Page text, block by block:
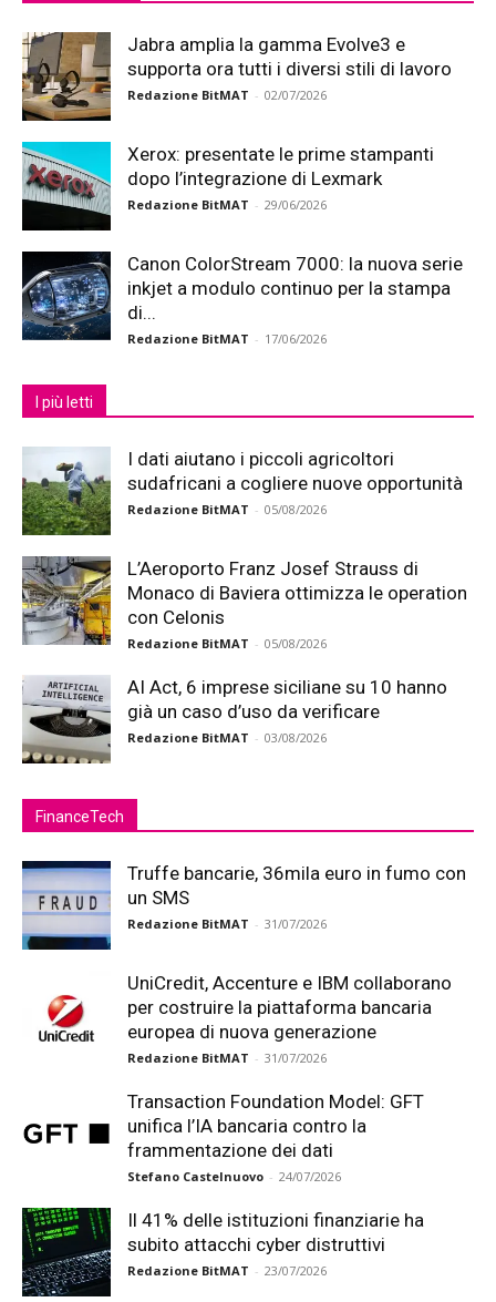
Jabra amplia la gamma Evolve3 e
supporta ora tutti i diversi stili di lavoro
Redazione BitMAT - 02/07/2026
Xerox: presentate le prime stampanti
dopo l’integrazione di Lexmark
Redazione BitMAT - 29/06/2026
Canon ColorStream 7000: la nuova serie
inkjet a modulo continuo per la stampa
di...
Redazione BitMAT - 17/06/2026
I più letti
I dati aiutano i piccoli agricoltori
sudafricani a cogliere nuove opportunità
Redazione BitMAT - 05/08/2026
L’Aeroporto Franz Josef Strauss di
Monaco di Baviera ottimizza le operation
con Celonis
Redazione BitMAT - 05/08/2026
AI Act, 6 imprese siciliane su 10 hanno
già un caso d’uso da verificare
Redazione BitMAT - 03/08/2026
FinanceTech
Truffe bancarie, 36mila euro in fumo con
un SMS
Redazione BitMAT - 31/07/2026
UniCredit, Accenture e IBM collaborano
per costruire la piattaforma bancaria
europea di nuova generazione
Redazione BitMAT - 31/07/2026
Transaction Foundation Model: GFT
unifica l’IA bancaria contro la
frammentazione dei dati
Stefano Castelnuovo - 24/07/2026
Il 41% delle istituzioni finanziarie ha
subito attacchi cyber distruttivi
Redazione BitMAT - 23/07/2026